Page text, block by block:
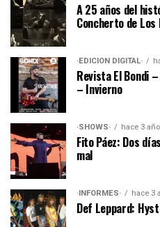
A 25 años del
Concherto de Los
·EDICIÓN DIGITAL·
Revista El Bondi
– Invierno
·SHOWS· hace 3
Fito Páez: Dos
mal
·INFORMES· hace 3
Def Leppard: